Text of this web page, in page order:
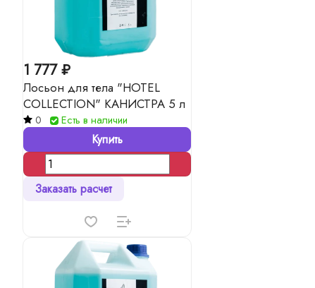
1 777 ₽
Лосьон для тела "HOTEL
COLLECTION" КАНИСТРА 5 л
0 Есть в наличии
Купить
Заказать расчет